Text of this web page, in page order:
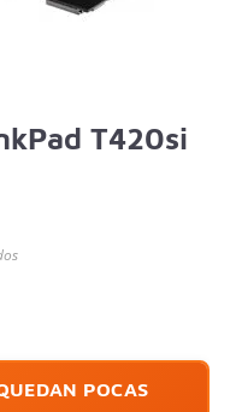
T420si
POCAS